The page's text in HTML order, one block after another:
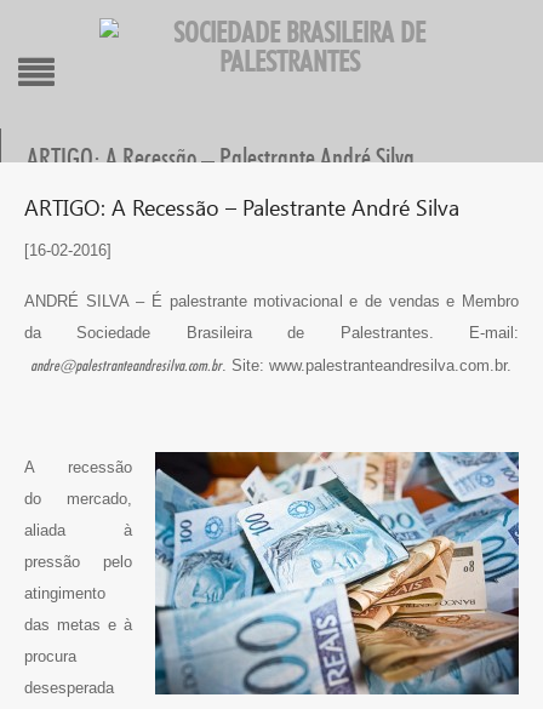
ARTIGO: A Recessão – Palestrante André Silva
ARTIGO: A Recessão – Palestrante André Silva
[16-02-2016]
ANDRÉ SILVA – É palestrante motivacional e de vendas e Membro
da Sociedade Brasileira de Palestrantes. E-mail:
andre@palestranteandresilva.com.br. Site: www.palestranteandresilva.com.br.
A recessão
do mercado,
aliada à
pressão pelo
atingimento
das metas e à
procura
desesperada